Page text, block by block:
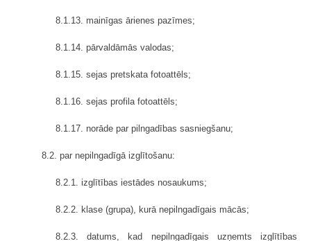
8.1.13. mainīgas ārienes pazīmes;
8.1.14. pārvaldāmās valodas;
8.1.15. sejas pretskata fotoattēls;
8.1.16. sejas profila fotoattēls;
8.1.17. norāde par pilngadības sasniegšanu;
8.2. par nepilngadīgā izglītošanu:
8.2.1. izglītības iestādes nosaukums;
8.2.2. klase (grupa), kurā nepilngadīgais mācās;
8.2.3. datums, kad nepilngadīgais uzņemts izglītības